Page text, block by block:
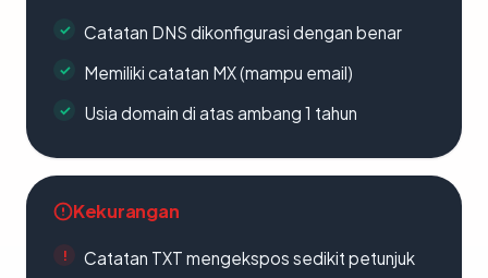
Catatan DNS dikonfigurasi dengan benar
Memiliki catatan MX (mampu email)
Usia domain di atas ambang 1 tahun
Kekurangan
Catatan TXT mengekspos sedikit petunjuk